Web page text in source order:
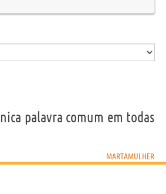
palavra comum em todas
MARTAMULHER